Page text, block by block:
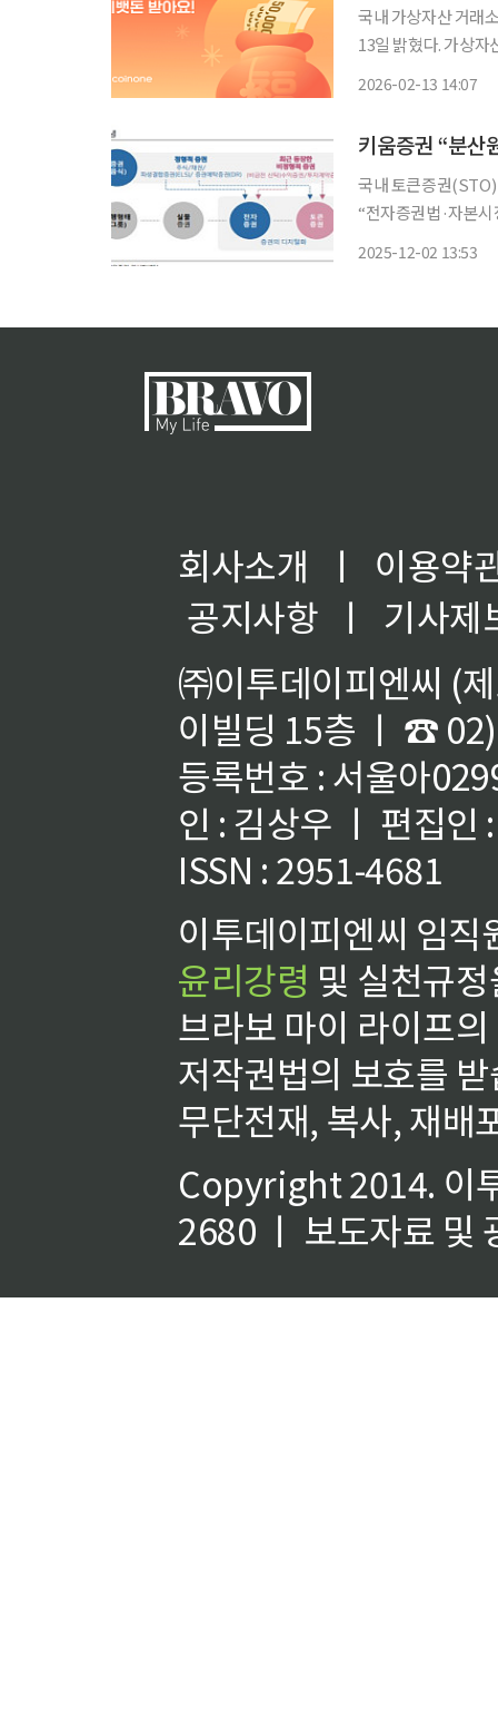
국내 가상자산 거래소 코인원이 설 연휴
13일 밝혔다. 가상자
2026-02-13 14:07
키움증권 “분산
국내 토큰증권
“전자증권법·자본
2025-12-02 13:53
회사소개 ㅣ
이용약
공지사항
ㅣ
기사제
㈜이투데이피엔씨 (
이빌딩 15층 ㅣ ☎
등록번호 : 서울아
인 : 김상우 ㅣ 편집인
ISSN : 2951-4681
이투데이피엔씨 임
윤리강령 및 실천규
브라보 마이 라이프
저작권법의 보호를
무단전재, 복사, 재배
Copyright 2014. 이
2680 ㅣ 보도자료